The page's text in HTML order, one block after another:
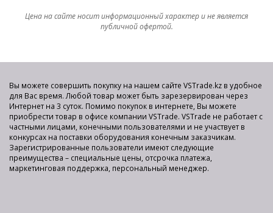
Цена на сайте носит информационный характер и не является
публичной офертой.
Вы можете совершить покупку на нашем сайте VSTrade.kz в удобное
для Вас время. Любой товар может быть зарезервирован через
Интернет на 3 суток. Помимо покупок в интернете, Вы можете
приобрести товар в офисе компании VSTrade. VSTrade не работает с
частными лицами, конечными пользователями и не участвует в
конкурсах на поставки оборудования конечным заказчикам.
Зарегистрированные пользователи имеют следующие
преимущества – специальные цены, отсрочка платежа,
маркетинговая поддержка, персональный менеджер.